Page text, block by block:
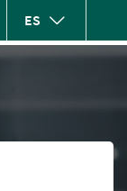
ES